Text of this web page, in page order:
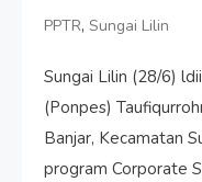
PPTR, Sungai Lilin
Sungai Lilin (28/6)
(Ponpes)
Banjar, Kecamatan
program Corporate